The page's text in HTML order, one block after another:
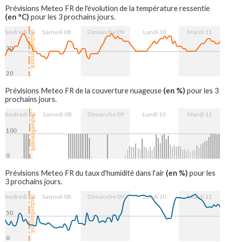
Prévisions Meteo FR de l'évolution de la température ressentie
(en °C) pour les 3 prochains jours.
Actuellement
Vendredi 07 Samedi 08 Dimanche 09 Lundi 10 Mardi 11
20
30
Prévisions Meteo FR de la couverture nuageuse (en %) pour les 3
prochains jours.
Actuellement
Vendredi 07 Samedi 08 Dimanche 09 Lundi 10 Mardi 11
0
100
Prévisions Meteo FR du taux d'humidité dans l'air (en %) pour les
3 prochains jours.
Actuellement
Vendredi 07 Samedi 08 Dimanche 09 Lundi 10 Mardi 11
0
50